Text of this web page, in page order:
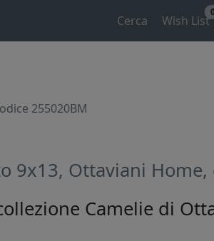
Cerca Wish List
255020BM
Ottaviani Home,
Camelie di